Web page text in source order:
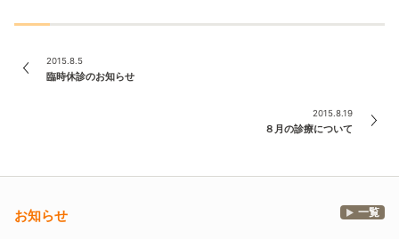
2015.8.5
臨時休診のお知らせ
2015.8.19
８月の診療について
お知らせ 一覧